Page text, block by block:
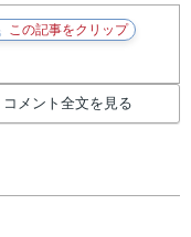
メント全文を見る